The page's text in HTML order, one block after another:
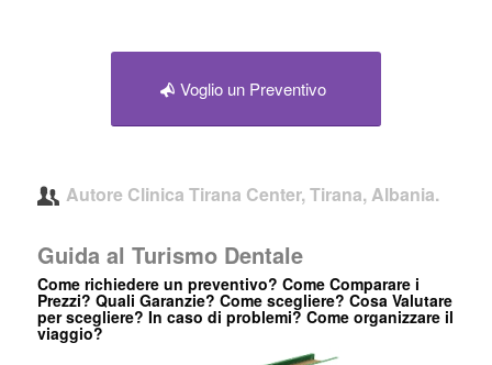
Voglio un Preventivo
Autore Clinica Tirana Center, Tirana, Albania.
Guida al Turismo Dentale
Come richiedere un preventivo? Come Comparare i
Prezzi? Quali Garanzie? Come scegliere? Cosa Valutare
per scegliere? In caso di problemi? Come organizzare il
viaggio?